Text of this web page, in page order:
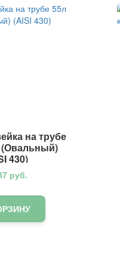
на трубе
(Овальный)
430)
руб.